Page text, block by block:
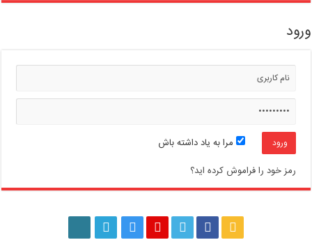
ورود
مرا به یاد داشته باش
رمز خود را فراموش کرده اید؟